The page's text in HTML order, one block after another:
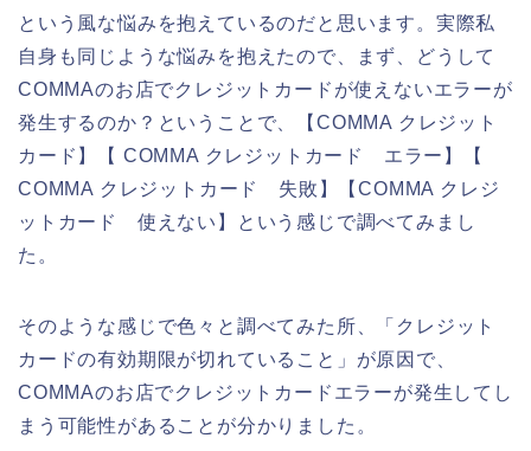
という風な悩みを抱えているのだと思います。実際私
自身も同じような悩みを抱えたので、まず、どうして
COMMAのお店でクレジットカードが使えないエラーが
発生するのか？ということで、【COMMA クレジット
カード】【 COMMA クレジットカード エラー】【
COMMA クレジットカード 失敗】【COMMA クレジ
ットカード 使えない】という感じで調べてみまし
た。
そのような感じで色々と調べてみた所、「クレジット
カードの有効期限が切れていること」が原因で、
COMMAのお店でクレジットカードエラーが発生してし
まう可能性があることが分かりました。